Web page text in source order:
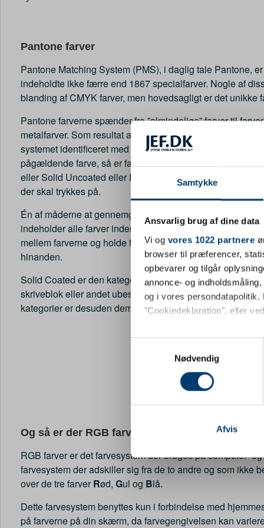
Samtykke
Ansvarlig brug af dine data
Vi og vores 1022 partnere
browser til præferencer,
opbevarer og tilgår
annonce- og
og i vores
"Cookiedeklaration", eller
Hvis du tillader det, vil vi
Indsamle præcise
Dine valg anvendes på hele
Vi bruger cookies til at
vores trafik. Vi deler også
annonceringspartnere og
dem, eller som de har
Nødvendig
Afvis
Pantone farver
Pantone Matching System (PMS), i daglig tale Pantone,
indeholdte ikke færre end 1867 specialfarver. Nogle af
blanding af CMYK farver, men hovedsagligt er det unikke
Pantone farverne spænder fra ”almindelige” farver til
metalfarver. Som resultat af at farverne i dette farvesystem
systemet identificeret med et nummer. For at gøre det
pågældende farve, så er farvesystemet yderligere opdelt i
eller Solid Uncoated eller Pantone Metallics. Hvilken der
der skal trykkes på.
Én af måderne at gennemgå Pantone-farver er ved at
indeholder alle farver indenfor den pågældende kategori.
mellem farverne og holde farven over et materiale for at
hinanden.
Solid Coated er den kategori der bruges til blanke
skriveblok eller andet ubestrøget papir, benyttes farverne
kategorier er desuden dem vi primært bruger i forbindelse
Og så er der RGB farver
RGB farver er det farvesystem der bruges på computer-
farvesystem der adskiller sig fra de to andre og som ikke
over de tre farver Rød, Gul og Blå.
Dette farvesystem benyttes kun i forbindelse med
på farverne på din skærm, da farvegengivelsen kan